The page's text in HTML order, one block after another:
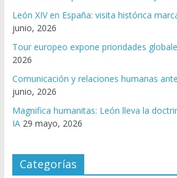
León XIV en España: visita histórica
junio, 2026
Tour europeo expone prioridades
2026
Comunicación y relaciones humanas
junio, 2026
Magnifica humanitas: León lleva la
IA 29 mayo, 2026
Categorías